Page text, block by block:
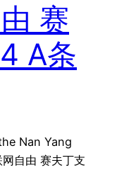
赛
A条
Nan Yang
自由 赛夫丁支